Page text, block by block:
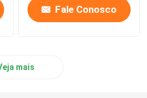
Fale Conosco
mais